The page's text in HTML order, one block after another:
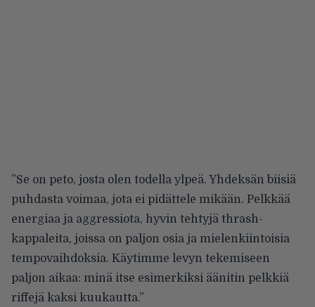
”Se on peto, josta olen todella ylpeä. Yhdeksän biisiä
puhdasta voimaa, jota ei pidättele mikään. Pelkkää
energiaa ja aggressiota, hyvin tehtyjä thrash-
kappaleita, joissa on paljon osia ja mielenkiintoisia
tempovaihdoksia. Käytimme levyn tekemiseen
paljon aikaa: minä itse esimerkiksi äänitin pelkkiä
riffejä kaksi kuukautta.”